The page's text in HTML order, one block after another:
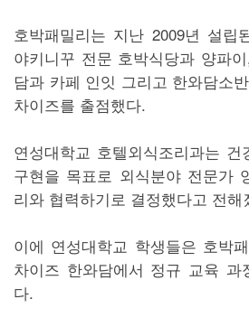
호박패밀리는 지난 2009년 설립
야키니꾸 전문 호박식당과 양파
담과 카페 인잇 그리고 한와담소
차이즈를 출점했다.
연성대학교 호텔외식조리과는
구현을 목표로 외식분야 전문가
리와 협력하기로 결정했다고 전해
이에 연성대학교 학생들은 호박
차이즈 한와담에서 정규 교육
다.